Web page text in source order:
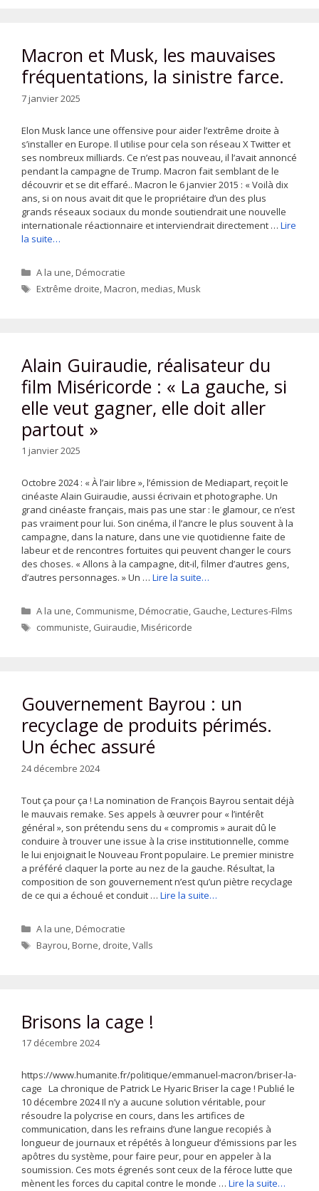
Macron et Musk, les mauvaises
fréquentations, la sinistre farce.
7 janvier 2025
Elon Musk lance une offensive pour aider l’extrême droite à
s’installer en Europe. Il utilise pour cela son réseau X Twitter et
ses nombreux milliards. Ce n’est pas nouveau, il l’avait annoncé
pendant la campagne de Trump. Macron fait semblant de le
découvrir et se dit effaré.. Macron le 6 janvier 2015 : « Voilà dix
ans, si on nous avait dit que le propriétaire d’un des plus
grands réseaux sociaux du monde soutiendrait une nouvelle
internationale réactionnaire et interviendrait directement … Lire
la suite…
Catégories
A la une,Démocratie
Étiquettes
Extrême droite,Macron,medias,Musk
Alain Guiraudie, réalisateur du
film Miséricorde : « La gauche, si
elle veut gagner, elle doit aller
partout »
1 janvier 2025
Octobre 2024 : « À l’air libre », l’émission de Mediapart, reçoit le
cinéaste Alain Guiraudie, aussi écrivain et photographe. Un
grand cinéaste français, mais pas une star : le glamour, ce n’est
pas vraiment pour lui. Son cinéma, il l’ancre le plus souvent à la
campagne, dans la nature, dans une vie quotidienne faite de
labeur et de rencontres fortuites qui peuvent changer le cours
des choses. « Allons à la campagne, dit-il, filmer d’autres gens,
d’autres personnages. » Un … Lire la suite…
Catégories
A la une, Communisme,Démocratie, Gauche,Lectures-Films
Étiquettes
communiste, Guiraudie,Miséricorde
Gouvernement Bayrou : un
recyclage de produits périmés.
Un échec assuré
24 décembre 2024
­Tout ça pour ça ! La nomination de François Bayrou sentait déjà
le mauvais remake. Ses appels à œuvrer pour « l’intérêt
général », son prétendu sens du « compromis » aurait dû le
conduire à trouver une issue à la crise institutionnelle, comme
le lui enjoignait le Nouveau Front populaire. Le premier ministre
a préféré claquer la porte au nez de la gauche. Résultat, la
composition de son gouvernement n’est qu’un piètre recyclage
de ce qui a échoué et conduit … Lire la suite…
Catégories
A la une,Démocratie
Étiquettes
Bayrou,Borne, droite,Valls
Brisons la cage !
17 décembre 2024
https://www.humanite.fr/politique/emmanuel-macron/briser-la-
cage La chronique de Patrick Le Hyaric Briser la cage ! Publié le
10 décembre 2024 Il n’y a aucune solution véritable, pour
résoudre la polycrise en cours, dans les artifices de
communication, dans les refrains d’une langue recopiés à
longueur de journaux et répétés à longueur d’émissions par les
apôtres du système, pour faire peur, pour en appeler à la
soumission. Ces mots égrenés sont ceux de la féroce lutte que
mènent les forces du capital contre le monde … Lire la suite…